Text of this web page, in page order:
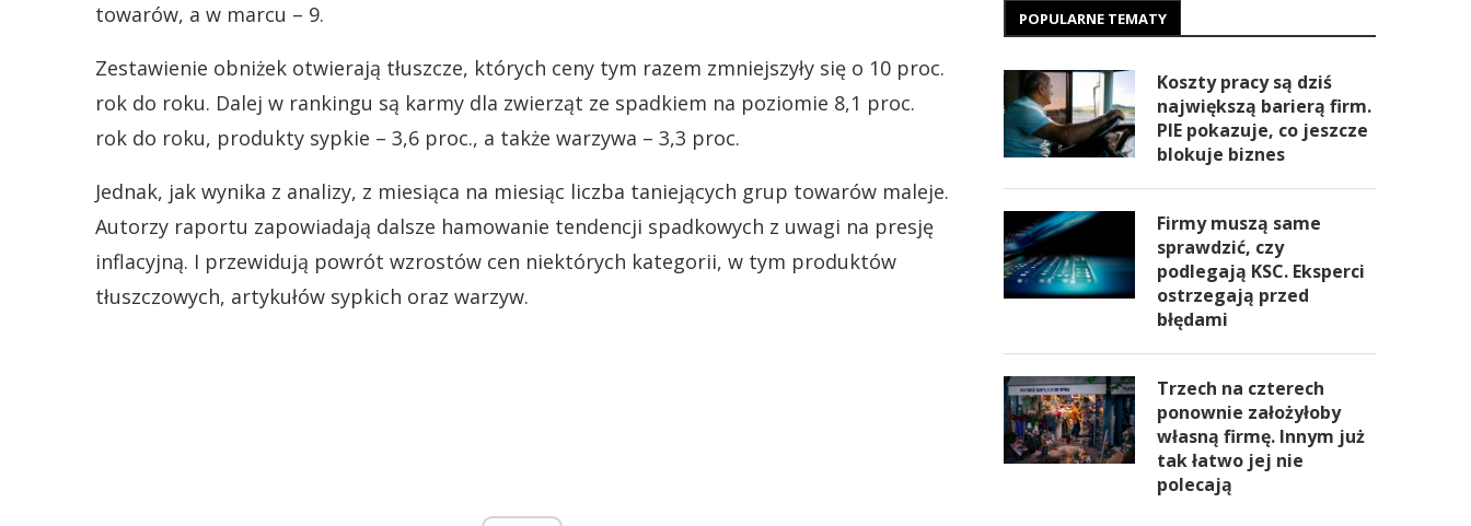
towarów, a w marcu – 9.
Zestawienie obniżek otwierają tłuszcze, których ceny tym razem zmniejszyły się o 10 proc.
rok do roku. Dalej w rankingu są karmy dla zwierząt ze spadkiem na poziomie 8,1 proc.
rok do roku, produkty sypkie – 3,6 proc., a także warzywa – 3,3 proc.
Jednak, jak wynika z analizy, z miesiąca na miesiąc liczba taniejących grup towarów maleje.
Autorzy raportu zapowiadają dalsze hamowanie tendencji spadkowych z uwagi na presję
inflacyjną. I przewidują powrót wzrostów cen niektórych kategorii, w tym produktów
tłuszczowych, artykułów sypkich oraz warzyw.
POPULARNE TEMATY
Koszty pracy są dziś
największą barierą firm.
PIE pokazuje, co jeszcze
blokuje biznes
Firmy muszą same
sprawdzić, czy
podlegają KSC. Eksperci
ostrzegają przed
błędami
Trzech na czterech
ponownie założyłoby
własną firmę. Innym już
tak łatwo jej nie
polecają